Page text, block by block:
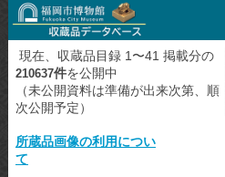
現在、収蔵品目録 1〜41 掲載分の
210637件を公開中
（未公開資料は準備が出来次第、順
次公開予定）
所蔵品画像の利用につい
て